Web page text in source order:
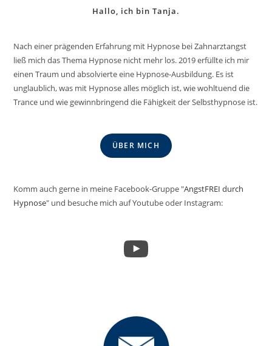
Hallo, ich bin Tanja.
Nach einer prägenden Erfahrung mit Hypnose bei Zahnarztangst
ließ mich das Thema Hypnose nicht mehr los. 2019 erfüllte ich mir
einen Traum und absolvierte eine Hypnose-Ausbildung. Es ist
unglaublich, was mit Hypnose alles möglich ist, wie wohltuend die
Trance und wie gewinnbringend die Fähigkeit der Selbsthypnose ist.
ÜBER MICH
Komm auch gerne in meine Facebook-Gruppe "AngstFREI durch
Hypnose" und besuche mich auf Youtube oder Instagram:
YouTube